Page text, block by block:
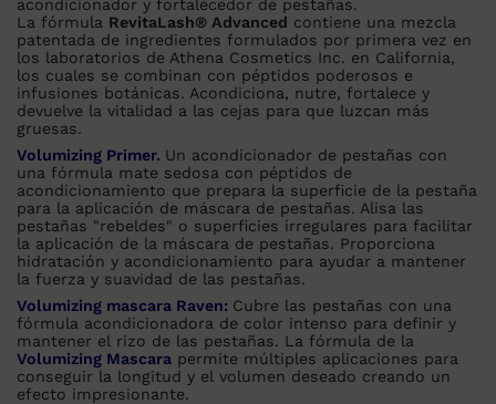
acondicionador y fortalecedor de pestañas.
La fórmula RevitaLash® Advanced contiene una mezcla
patentada de ingredientes formulados por primera vez en
los laboratorios de Athena Cosmetics Inc. en California,
los cuales se combinan con péptidos poderosos e
infusiones botánicas. Acondiciona, nutre, fortalece y
devuelve la vitalidad a las cejas para que luzcan más
gruesas.
Volumizing Primer. Un acondicionador de pestañas con
una fórmula mate sedosa con péptidos de
acondicionamiento que prepara la superficie de la pestaña
para la aplicación de máscara de pestañas. Alisa las
pestañas "rebeldes" o superficies irregulares para facilitar
la aplicación de la máscara de pestañas. Proporciona
hidratación y acondicionamiento para ayudar a mantener
la fuerza y suavidad de las pestañas.
Volumizing mascara Raven: Cubre las pestañas con una
fórmula acondicionadora de color intenso para definir y
mantener el rizo de las pestañas. La fórmula de la
Volumizing Mascara permite múltiples aplicaciones para
conseguir la longitud y el volumen deseado creando un
efecto impresionante.